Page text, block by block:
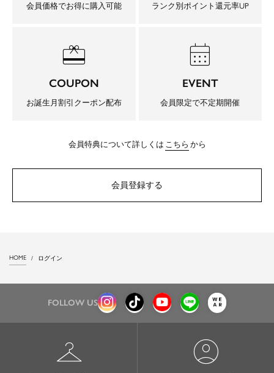
会員価格でお得に購入可能 ランク別ポイント還元率UP
redeem
COUPON
お誕生月割引クーポン配布
calendar_month
EVENT
会員限定で不定期開催
会員特典について詳しくは こちら から
会員登録する
HOME ログイン
FOLLOW US
checkroom account_circle